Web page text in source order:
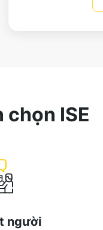
chọn ISE
người